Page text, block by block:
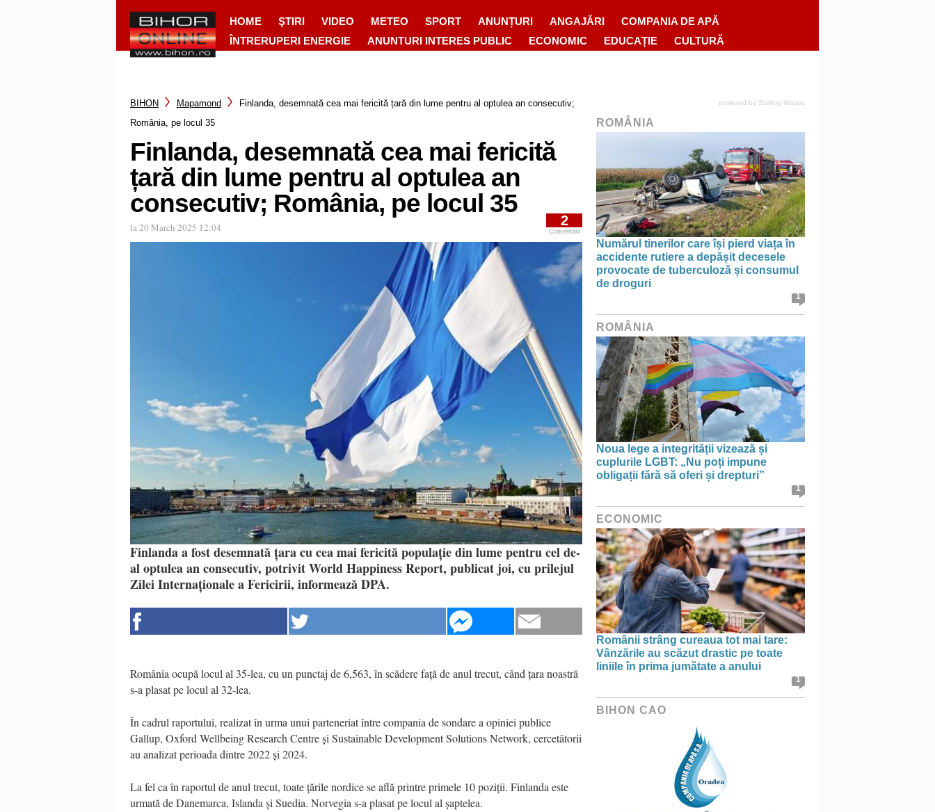
HOME ŞTIRI VIDEO METEO SPORT ANUNȚURI ANGAJĂRI
COMPANIA DE APĂ
ÎNTRERUPERI ENERGIE
ANUNTURI INTERES PUBLIC ECONOMIC EDUCAȚIE CULTURĂ
BIHON Mapamond
Finlanda, desemnată cea mai fericită țară din lume pentru al optulea an consecutiv;
România, pe locul 35
Finlanda, desemnată cea mai fericită
țară din lume pentru al optulea an
consecutiv; România, pe locul 35
la 20 March 2025 12:04 2
Comentarii
Finlanda a fost desemnată țara cu cea mai fericită populație din lume pentru cel de-
al optulea an consecutiv, potrivit World Happiness Report, publicat joi, cu prilejul
Zilei Internaționale a Fericirii, informează DPA.
România ocupă locul al 35-lea, cu un punctaj de 6,563, în scădere față de anul trecut, când țara noastră
s-a plasat pe locul al 32-lea.
În cadrul raportului, realizat în urma unui parteneriat între compania de sondare a opiniei publice
Gallup, Oxford Wellbeing Research Centre și Sustainable Development Solutions Network, cercetătorii
au analizat perioada dintre 2022 și 2024.
La fel ca în raportul de anul trecut, toate țările nordice se află printre primele 10 poziții. Finlanda este
urmată de Danemarca, Islanda și Suedia. Norvegia s-a plasat pe locul al șaptelea.
powered by Surfing Waves
ROMÂNIA
Numărul tinerilor care își pierd viața în
accidente rutiere a depășit decesele
provocate de tuberculoză și consumul
de droguri
1
ROMÂNIA
Noua lege a integrității vizează și
cuplurile LGBT: „Nu poți impune
obligații fără să oferi și drepturi”
1
ECONOMIC
Românii strâng cureaua tot mai tare:
Vânzările au scăzut drastic pe toate
liniile în prima jumătate a anului
1
BIHON CAO